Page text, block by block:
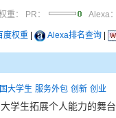
重： PR： Alexa：
度权重 Alexa排名查询
大学生 服务外包 创新 创业
学生拓展个人能力的舞台